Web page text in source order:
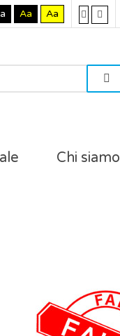
Aa Aa
Chi siamo